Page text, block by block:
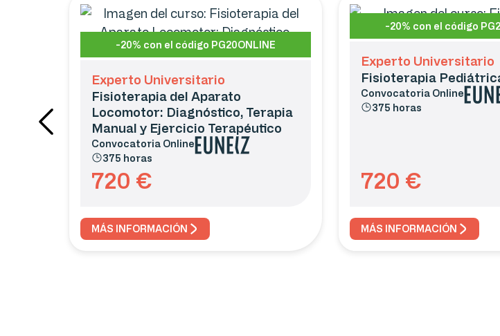
-20% con el código PG20ONLINE
Experto Universitario
Fisioterapia del Aparato
Locomotor: Diagnóstico, Terapia
Manual y Ejercicio Terapéutico
Convocatoria Online
375 horas
720 €
MÁS INFORMACIÓN
-20% con el código
Experto Universitario
Fisioterapia
Convocatoria Online
375 horas
720 €
MÁS INFORMACIÓN